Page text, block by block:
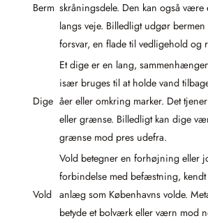
Berm skråningsdele. Den kan også
langs veje. Billedligt udgør
forsvar, en flade til vedligehold og
Dige
Et dige er en lang,
især bruges til at holde vand
åer eller omkring marker. Det
eller grænse. Billedligt kan dige
grænse mod pres udefra.
Vold
Vold betegner en forhøjning eller
forbindelse med befæstning,
anlæg som Københavns volde.
betyde et bolværk eller værn mod